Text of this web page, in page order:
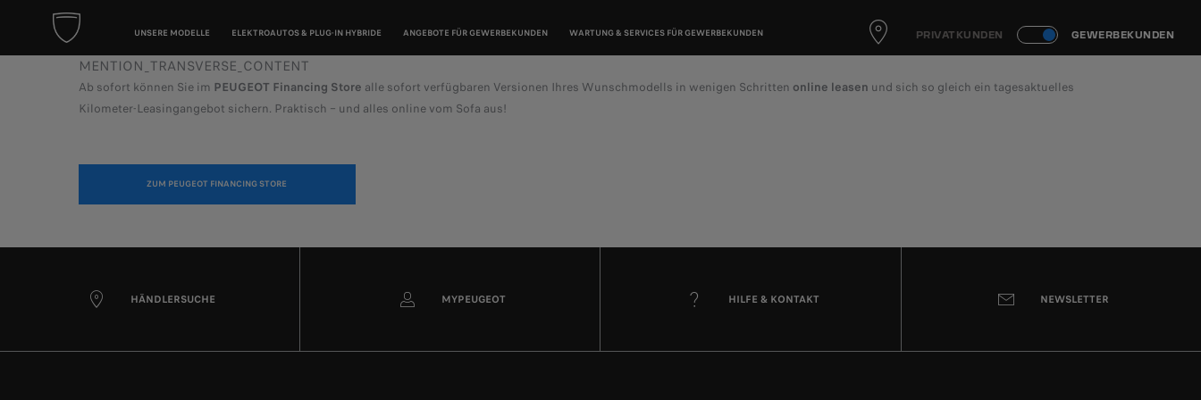
PRIVATKUNDEN GEWERBEKUNDEN
UNSERE MODELLE ELEKTROAUTOS & PLUG-IN HYBRIDE ANGEBOTE FÜR GEWERBEKUNDEN WARTUNG & SERVICES FÜR GEWERBEKUNDEN
MENTION_TRANSVERSE_CONTENT
Ab sofort können Sie im PEUGEOT Financing Store alle sofort verfügbaren Versionen Ihres Wunschmodells in wenigen Schritten online leasen und sich so gleich ein tagesaktuelles
Kilometer-Leasingangebot sichern. Praktisch – und alles online vom Sofa aus!
ZUM PEUGEOT FINANCING STORE
HÄNDLERSUCHE MYPEUGEOT HILFE & KONTAKT NEWSLETTER